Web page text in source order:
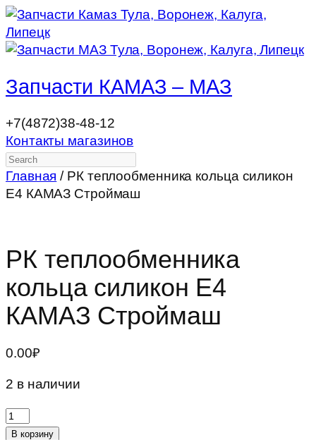
Запчасти КАМАЗ – МАЗ
+7(4872)38-48-12
Контакты магазинов
Search
Главная / РК теплообменника кольца силикон
Е4 КАМАЗ Строймаш
РК теплообменника
кольца силикон Е4
КАМАЗ Строймаш
0.00₽
2 в наличии
Количество
товара
В корзину